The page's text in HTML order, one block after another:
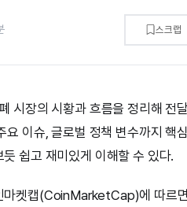
스크랩
시장의 시황과 흐름을 정리해 전
이슈, 글로벌 정책 변수까지 핵
쉽고 재미있게 이해할 수 있다.
마켓캡(CoinMarketCap)에 따르